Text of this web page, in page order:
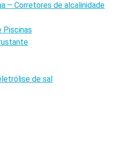
– Corretores de alcalinidade
Piscinas
de sal